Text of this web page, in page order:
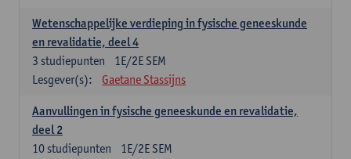
Wetenschappelijke verdieping in fysische geneeskunde
en revalidatie, deel 4
1E/2E SEM
3 studiepunten
Lesgever(s):
Gaetane Stassijns
Aanvullingen in fysische geneeskunde en revalidatie,
deel 2
1E/2E SEM
10studiepunten